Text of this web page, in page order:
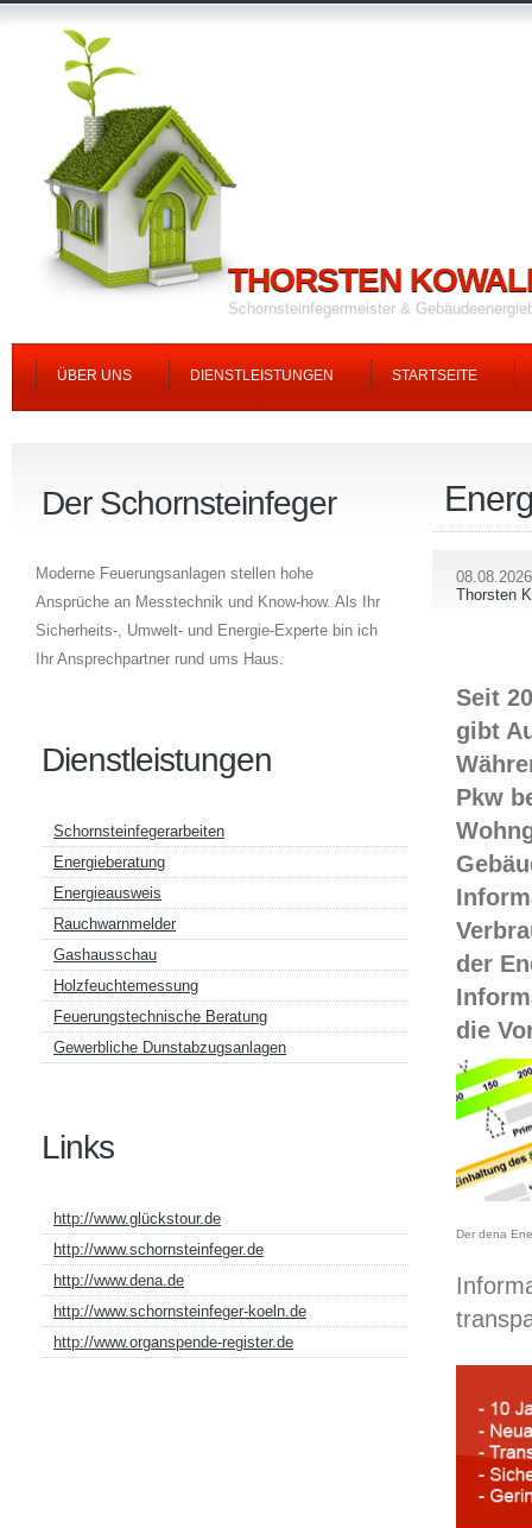
THORSTEN
Schornsteinfegermeister &
ÜBER UNS DIENSTLEISTUNGEN STARTSEITE
Thorsten
Seit
gibt
Pkw
der
die
Der dena
Der Schornsteinfeger
Moderne Feuerungsanlagen stellen hohe
Ansprüche an Messtechnik und Know-how. Als Ihr
Sicherheits-, Umwelt- und Energie-Experte bin ich
Ihr Ansprechpartner rund ums Haus.
Dienstleistungen
Schornsteinfegerarbeiten
Energieberatung
Energieausweis
Rauchwarnmelder
Gashausschau
Holzfeuchtemessung
Feuerungstechnische Beratung
Gewerbliche Dunstabzugsanlagen
Links
http://www.glückstour.de
http://www.schornsteinfeger.de
http://www.dena.de
http://www.schornsteinfeger-koeln.de
http://www.organspende-register.de